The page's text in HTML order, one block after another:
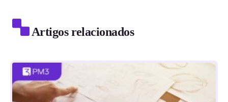
Artigos relacionados